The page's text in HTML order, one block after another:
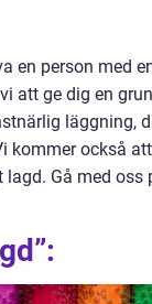
en person med
att ge dig en
läggning,
kommer också
Gå med oss